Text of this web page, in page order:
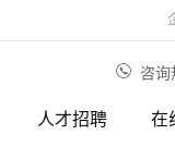
咨询
人才招聘 在